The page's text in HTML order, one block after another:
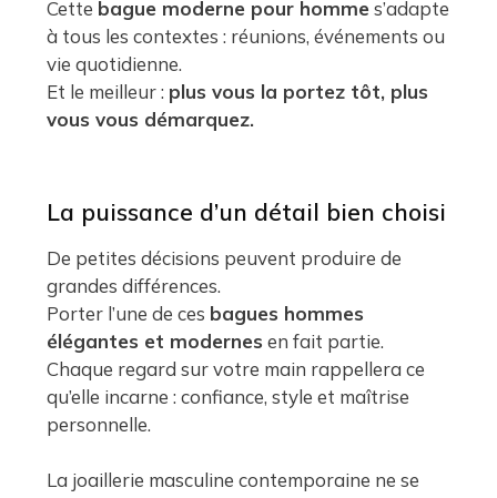
Cette bague moderne pour hommes’adapte
à tous les contextes : réunions, événements ou
vie quotidienne.
Et le meilleur : plus vous la portez tôt, plus
vous vous démarquez.
La puissance d’un détail bien choisi
De petites décisions peuvent produire de
grandes différences.
Porter l’une de ces bagues hommes
élégantes et modernes en fait partie.
Chaque regard sur votre main rappellera ce
qu’elle incarne : confiance, style et maîtrise
personnelle.
La joaillerie masculine contemporaine ne se